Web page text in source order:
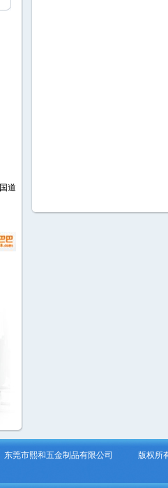
道
东莞市熙和五金制品有限公司 版